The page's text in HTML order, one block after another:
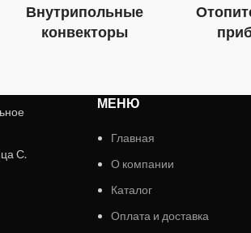
Внутрипольные
конвекторы
С.
МЕНЮ
Главная
О компании
Каталог
Оплата и доставка